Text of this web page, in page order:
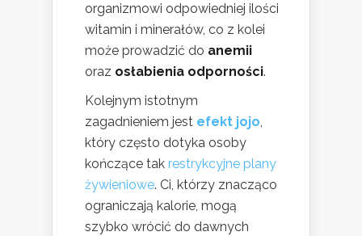
organizmowi odpowiedniej ilości
witamin i minerałów, co z kolei
może prowadzić do anemii
oraz osłabienia odporności.
Kolejnym istotnym
zagadnieniem jest efekt jojo,
który często dotyka osoby
kończące tak restrykcyjne plany
żywieniowe. Ci, którzy znacząco
ograniczają kalorie, mogą
szybko wrócić do dawnych